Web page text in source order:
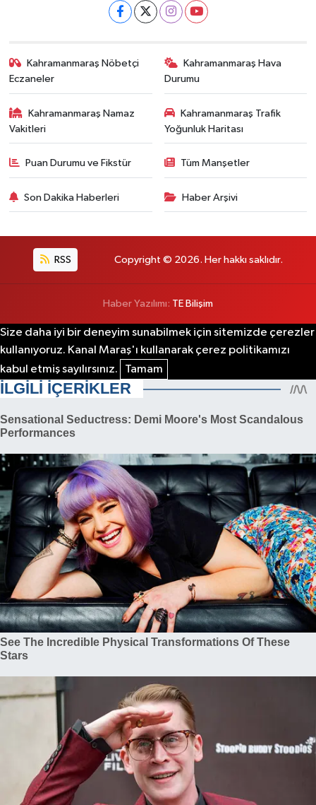
Kahramanmaraş Nöbetçi
Eczaneler
Kahramanmaraş Hava
Durumu
Kahramanmaraş Namaz
Vakitleri
Kahramanmaraş Trafik
Yoğunluk Haritası
Puan Durumu ve Fikstür Tüm Manşetler
Son Dakika Haberleri Haber Arşivi
RSS Copyright © 2026. Her hakkı saklıdır.
Haber Yazılımı: TE Bilişim
Size daha iyi bir deneyim sunabilmek için sitemizde çerezler
kullanıyoruz. Kanal Maraş'ı kullanarak çerez politikamızı
kabul etmiş sayılırsınız.
Tamam